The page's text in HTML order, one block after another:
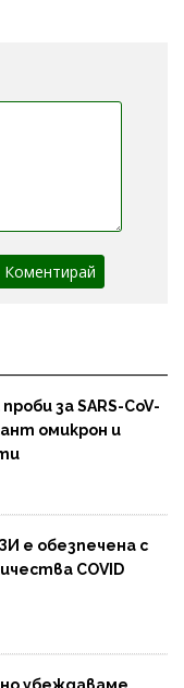
за SARS-CoV-
омикрон и
е обезпечена с
COVID
убеждаваме